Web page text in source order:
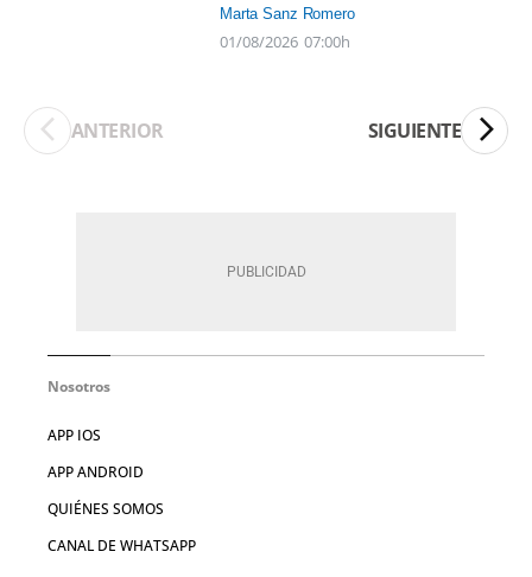
Marta Sanz Romero
01/08/2026 07:00h
ANTERIOR SIGUIENTE
Nosotros
APP IOS
APP ANDROID
QUIÉNES SOMOS
CANAL DE WHATSAPP